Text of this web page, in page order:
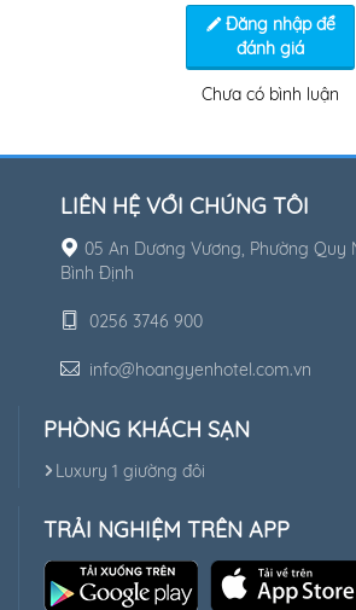
Đăng nhập để
đánh giá
Chưa có bình luận
LIÊN HỆ VỚI CHÚNG TÔI
05 An Dương Vương, Phường Quy
Bình Định
0256 3746 900
info@hoangyenhotel.com.vn
PHÒNG KHÁCH SẠN
Luxury 1 giường đôi
TRẢI NGHIỆM TRÊN APP